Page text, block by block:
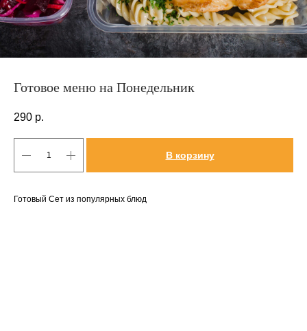
Готовое меню на Понедельник
290 р.
В корзину
Готовый Сет из популярных блюд